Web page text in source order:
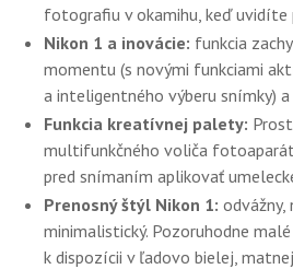
fotografiu v okamihu, keď uvidíte
Nikon 1 a inovácie: funkcia
momentu (s novými funkciami
a inteligentného výberu snímky)
Funkcia kreatívnej palety:
multifunkčného voliča
pred snímaním aplikovať
Prenosný štýl Nikon 1: odvážny,
minimalistický. Pozoruhodne
k dispozícii v ľadovo bielej,